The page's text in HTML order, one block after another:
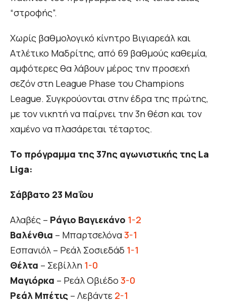
“στροφής”.
Χωρίς βαθμολογικό κίνητρο Βιγιαρεάλ και
Ατλέτικο Μαδρίτης, από 69 βαθμούς καθεμία,
αμφότερες θα λάβουν μέρος την προσεχή
σεζόν στη League Phase του Champions
League. Συγκρούονται στην έδρα της πρώτης,
με τον νικητή να παίρνει την 3η θέση και τον
χαμένο να πλασάρεται τέταρτος.
Το πρόγραμμα της 37ης αγωνιστικής της La
Liga:
Σάββατο 23 Μαΐου
Αλαβές – Ράγιο Βαγιεκάνο 1-2
Βαλένθια – Μπαρτσελόνα3-1
Εσπανιόλ – Ρεάλ Σοσιεδάδ 1-1
Θέλτα – Σεβίλλη 1-0
Μαγιόρκα – Ρεάλ Οβιέδο 3-0
Ρεάλ Μπέτις – Λεβάντε 2-1